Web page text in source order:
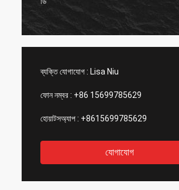
লেজার ডিভাইসের
ব্যক্তি যোগাযোগ : Lisa Niu
ফোন নম্বর : +86 15699785629
হোয়াটসঅ্যাপ : +8615699785629
যোগাযোগ